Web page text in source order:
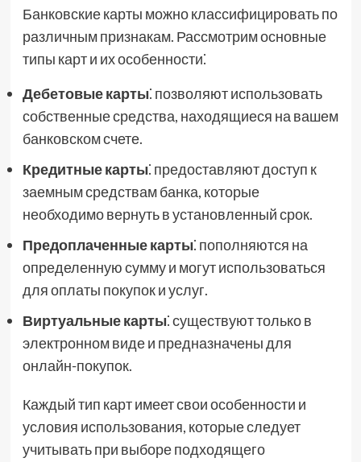
Банковские карты можно классифицировать по
различным признакам. Рассмотрим основные
типы карт и их особенности⁚
Дебетовые карты⁚ позволяют использовать
собственные средства, находящиеся на вашем
банковском счете.
Кредитные карты⁚ предоставляют доступ к
заемным средствам банка, которые
необходимо вернуть в установленный срок.
Предоплаченные карты⁚ пополняются на
определенную сумму и могут использоваться
для оплаты покупок и услуг.
Виртуальные карты⁚ существуют только в
электронном виде и предназначены для
онлайн-покупок.
Каждый тип карт имеет свои особенности и
условия использования, которые следует
учитывать при выборе подходящего